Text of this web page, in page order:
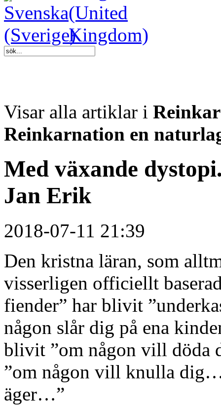
Visar alla artiklar i
Reinkarnation en
Med växande
Jan Erik
2018-07-11 21:39
Den kristna läran, som
visserligen officiellt
fiender” har blivit
någon slår dig på ena
blivit ”om någon vill döda
”om någon vill knulla
äger…”